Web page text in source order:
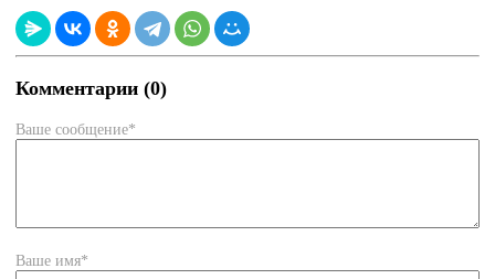
Комментарии (0)
Ваше сообщение*
Ваше имя*